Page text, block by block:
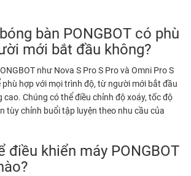
bàn PONGBOT có phù
mới bắt đầu không?
như Nova S Pro S Pro và Omni Pro S
phù hợp với mọi trình độ, từ người mới bắt đầu
cao. Chúng có thể điều chỉnh độ xoáy, tốc độ
tùy chỉnh buổi tập luyện theo nhu cầu của
điều khiển máy PONGBOT